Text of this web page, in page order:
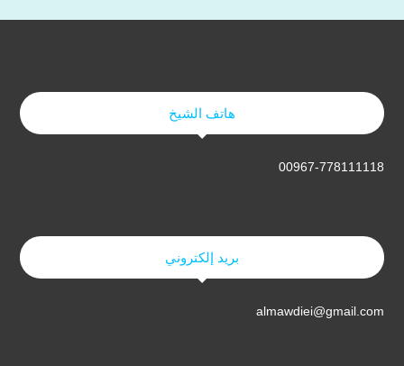
هاتف الشيخ
00967-778111118
بريد إلكتروني
almawdiei@gmail.com